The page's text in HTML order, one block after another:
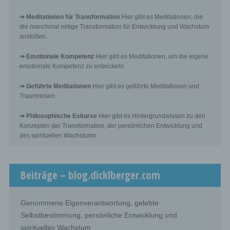
⇒ Meditationen für TransformationHier gibt es Meditationen, die
die manchmal nötige Transformation für Entwicklung und Wachstum
anstoßen.
⇒ Emotionale KompetenzHier gibt es Meditationen, um die eigene
emotionale Kompetenz zu entwickeln.
⇒ Geführte MeditationenHier gibt es geführte Meditationen und
Traumreisen.
⇒ Philosophische Exkurse Hier gibt es Hintergrundwissen zu den
Konzepten der Transformation, der persönlichen Entwicklung und
des spirituellen Wachstums.
Beiträge – blog.dicklberger.com
Genommene Eigenverantwortung, gelebte
Selbstbestimmung, persönliche Entwicklung und
spirituelles Wachstum
i) Recipient
disclosed, whether a third party or not. However, public
authorities which may receive personal data in the
Union or Member State law shall not be regarded as
recipients; the processing of those data by those public
authorities shall be in compliance with the applicable
processing.
agency or body other than the data subject, controller,
processor and persons who, under the direct authority of
personal data.